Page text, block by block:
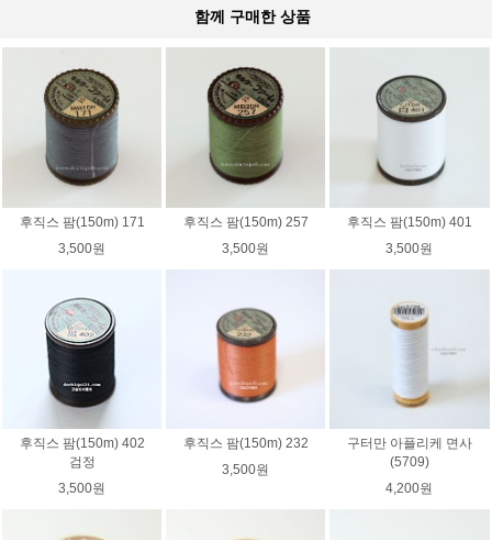
함께 구매한 상품
후직스 팜(150m) 171
3,500원
후직스 팜(150m) 257
3,500원
후직스 팜(150m) 401
3,500원
후직스 팜(150m) 402
검정
3,500원
후직스 팜(150m) 232
3,500원
구터만 아플리케 면사
(5709)
4,200원